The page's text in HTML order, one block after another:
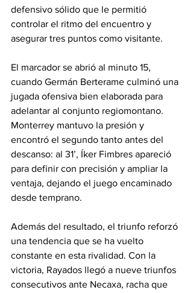
defensivo sólido que le permitió
controlar el ritmo del encuentro y
asegurar tres puntos como visitante.
El marcador se abrió al minuto 15,
cuando Germán Berterame culminó una
jugada ofensiva bien elaborada para
adelantar al conjunto regiomontano.
Monterrey mantuvo la presión y
encontró el segundo tanto antes del
descanso: al 31’, Íker Fimbres apareció
para definir con precisión y ampliar la
ventaja, dejando el juego encaminado
desde temprano.
Además del resultado, el triunfo reforzó
una tendencia que se ha vuelto
constante en esta rivalidad. Con la
victoria, Rayados llegó a nueve triunfos
consecutivos ante Necaxa, racha que